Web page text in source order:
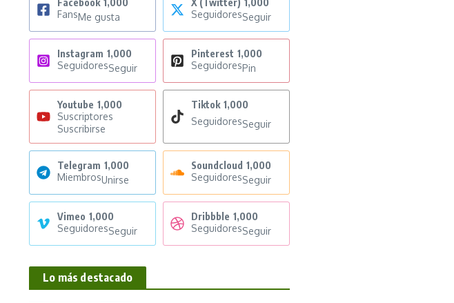
FansMe gusta
SeguidoresSeguir
Instagram 1,000
SeguidoresSeguir
Pinterest 1,000
SeguidoresPin
Youtube 1,000
Suscriptores
Suscribirse
Tiktok 1,000
SeguidoresSeguir
Telegram 1,000
MiembrosUnirse
Soundcloud 1,000
SeguidoresSeguir
Vimeo 1,000
SeguidoresSeguir
Dribbble 1,000
SeguidoresSeguir
Lo más destacado